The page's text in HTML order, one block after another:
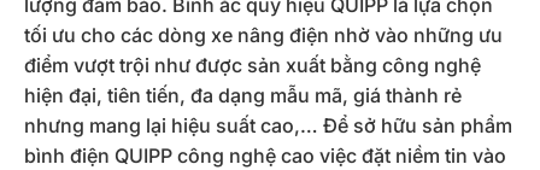
lượng đảm bảo. Bình ắc quy hiệu QUIPP là lựa chọn
tối ưu cho các dòng xe nâng điện nhờ vào những ưu
điểm vượt trội như được sản xuất bằng công nghệ
hiện đại, tiên tiến, đa dạng mẫu mã, giá thành rẻ
nhưng mang lại hiệu suất cao,… Để sở hữu sản phẩm
bình điện QUIPP công nghệ cao việc đặt niềm tin vào